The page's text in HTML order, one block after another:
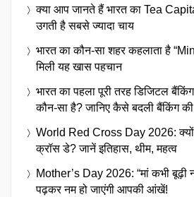
क्या आप जानते हैं भारत का Tea
उगती है सबसे ज्यादा चाय
भारत का कौन-सा शहर कहलाता है
मिली यह खास पहचान
भारत का पहला पूरी तरह डिजिटल
कौन-सा है? जानिए कैसे बदली बैंकिंग की
World Red Cross Day 2026: क्यों
क्रॉस डे? जानें इतिहास, थीम, महत्व
Mother’s Day 2026: “मां कभी बूढ़ी
पढ़कर नम हो जाएंगी आपकी आंखें!